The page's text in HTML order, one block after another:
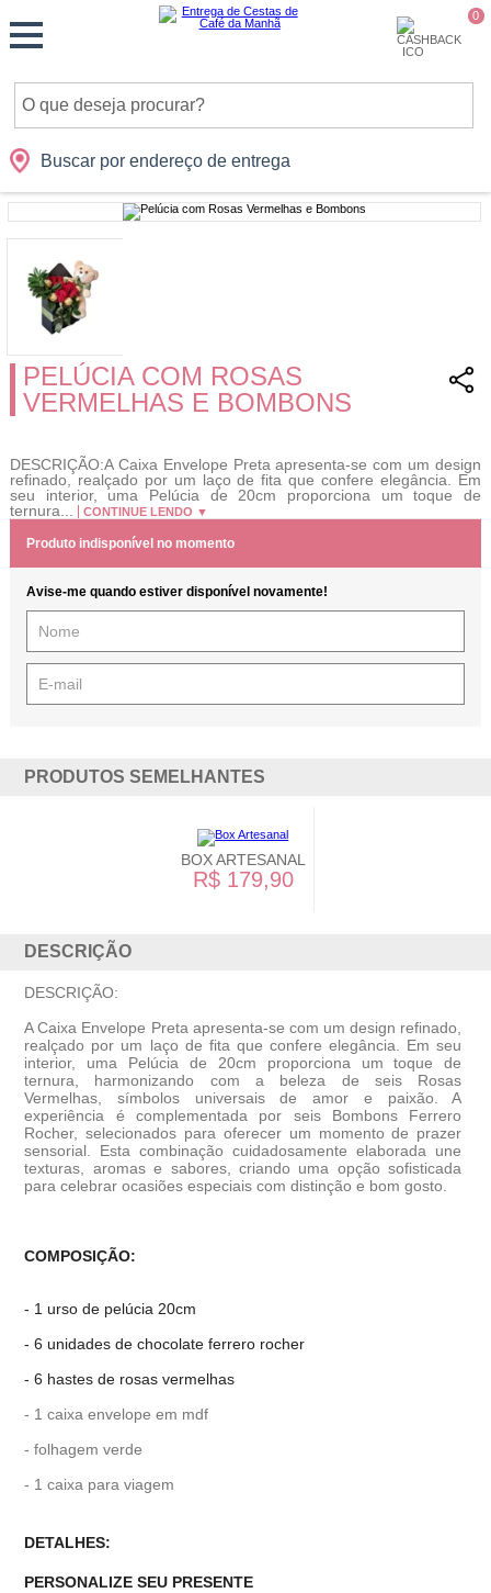
0
Buscar por endereço de entrega
Cidades Presentes Datas Shopping
Monte
sua
Cesta
PELÚCIA COM ROSAS
VERMELHAS E BOMBONS
DESCRIÇÃO:A Caixa Envelope Preta apresenta-se com um design
refinado, realçado por um laço de fita que confere elegância. Em
seu interior, uma Pelúcia de 20cm proporciona um toque de
ternura...
CONTINUE LENDO ▼
Produto indisponível no momento
Avise-me quando estiver disponível novamente!
PRODUTOS SEMELHANTES
BOX ARTESANAL
R$ 179,90
DESCRIÇÃO
DESCRIÇÃO:
A Caixa Envelope Preta apresenta-se com um design refinado,
realçado por um laço de fita que confere elegância. Em seu
interior, uma Pelúcia de 20cm proporciona um toque de
ternura, harmonizando com a beleza de seis Rosas
Vermelhas, símbolos universais de amor e paixão. A
experiência é complementada por seis Bombons Ferrero
Rocher, selecionados para oferecer um momento de prazer
sensorial. Esta combinação cuidadosamente elaborada une
texturas, aromas e sabores, criando uma opção sofisticada
para celebrar ocasiões especiais com distinção e bom gosto.
COMPOSIÇÃO:
- 1 urso de pelúcia 20cm
- 6 unidades de chocolate ferrero rocher
- 6 hastes de rosas vermelhas
- 1 caixa envelope em mdf
- folhagem verde
- 1 caixa para viagem
DETALHES:
PERSONALIZE SEU PRESENTE